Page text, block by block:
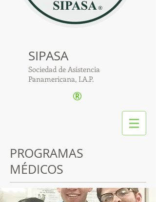
SIPASA
Sociedad de Asistencia
Panamericana, I.A.P.
®
PROGRAMAS
MÉDICOS